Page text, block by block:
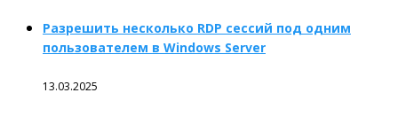
Разрешить несколько RDP сессий под одним
пользователем в Windows Server
13.03.2025